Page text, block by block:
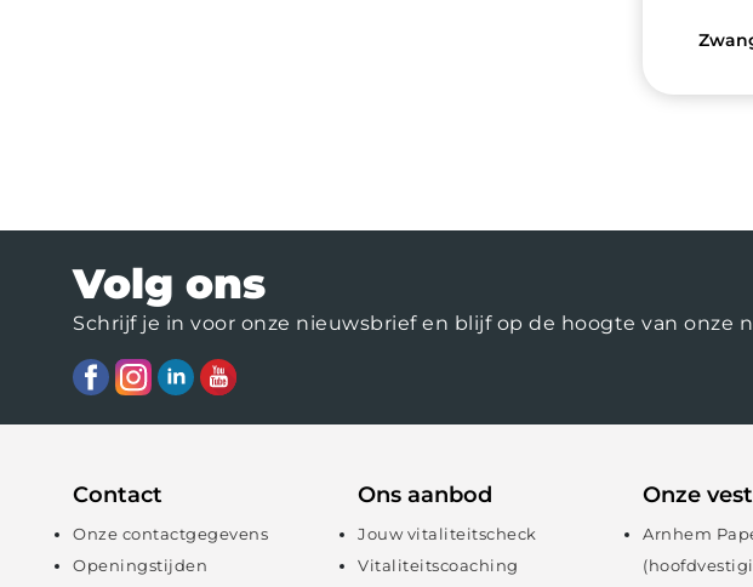
Volg ons
Schrijf je in voor onze nieuwsbrief en blijf op de hoogte van onze
Contact
Onze contactgegevens
Openingstijden
Ons aanbod
Jouw vitaliteitscheck
Vitaliteitscoaching
Onze
Arnhem